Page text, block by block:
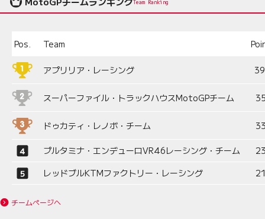
Team Ranking
Pos. Team
アプリリア・レーシング
スーパーファイル・トラックハウスMotoGPチーム
ドゥカティ・レノボ・チーム
プルタミナ・エンデューロVR46レーシング・チーム
レッドブルKTMファクトリー・レーシング
チームページへ